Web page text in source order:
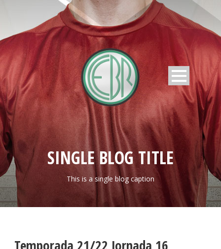
SINGLE BLOG TITLE
This is a single blog caption